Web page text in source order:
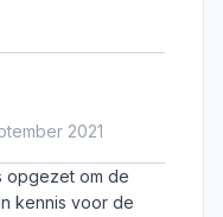
2021
opgezet om de
kennis voor de